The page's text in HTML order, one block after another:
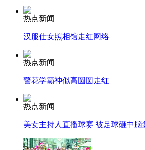
纽约上演“枕头大战”
热点新闻
汉服仕女照相馆走红网络
热点新闻
警花学霸神似高圆圆走红
热点新闻
美女主持人直播球赛 被足球砸中脑